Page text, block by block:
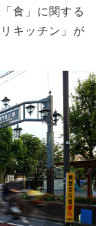
食」に関する
キッチン」が